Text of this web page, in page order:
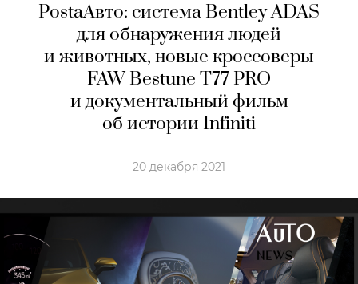
PostaАвто: система Bentley ADAS
для обнаружения людей
и животных, новые кроссоверы
FAW Bestune T77 PRO
и документальный фильм
об истории Infiniti
20 декабря 2021